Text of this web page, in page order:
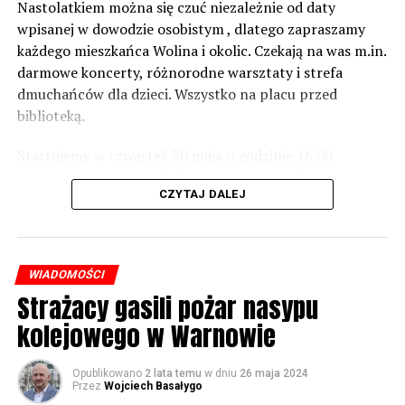
zabezpieczeń. Dopóki nie będzie tych przekroczonych
norm dopuszczalnego hałasu, no to nie możemy nic
zrobić. Tam są odpowiednie normy – 61 i 56 decybeli –
zaznacza.
Foto: Wojciech Basałygo
Nastolatkiem można się czuć niezależnie od daty
wpisanej w dowodzie osobistym , dlatego zapraszamy
każdego mieszkańca Wolina i okolic. Czekają na was m.in.
darmowe koncerty, różnorodne warsztaty i strefa
dmuchańców dla dzieci. Wszystko na placu przed
biblioteką.
występami zespołów „Yellow” i „Specyficzni”.
CZYTAJ DALEJ
WIADOMOŚCI
Strażacy gasili pożar nasypu
kolejowego w Warnowie
Opublikowano 2 lata temu w dniu 26 maja 2024
Przez Wojciech Basałygo